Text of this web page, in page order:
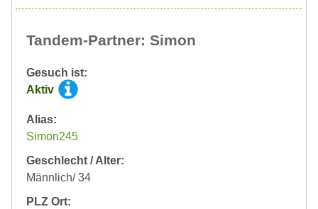
Tandem-Partner: Simon
Gesuch ist:
Aktiv
Alias:
Simon245
Geschlecht / Alter:
Männlich/ 34
PLZ Ort: